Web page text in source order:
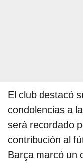
El club destacó
condolencias a
será recordado
contribución al
Barça marcó un